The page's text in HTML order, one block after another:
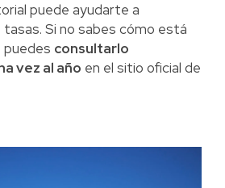
puede ayudarte a
Si no sabes cómo está
puedes consultarlo
vez al año en el sitio oficial de